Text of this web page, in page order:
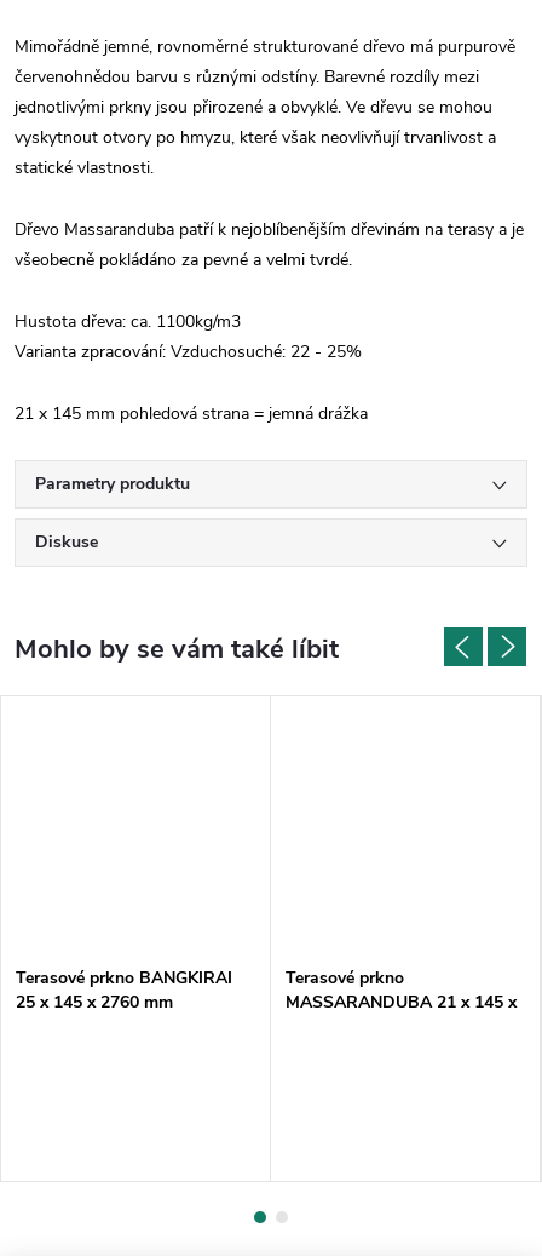
Mimořádně jemné, rovnoměrné strukturované dřevo má purpurově
červenohnědou barvu s různými odstíny. Barevné rozdíly mezi
jednotlivými prkny jsou přirozené a obvyklé. Ve dřevu se mohou
vyskytnout otvory po hmyzu, které však neovlivňují trvanlivost a
statické vlastnosti.
Dřevo Massaranduba patří k nejoblíbenějším dřevinám na terasy a je
všeobecně pokládáno za pevné a velmi tvrdé.
Hustota dřeva: ca. 1100kg/m3
Varianta zpracování: Vzduchosuché: 22 - 25%
21 x 145 mm pohledová strana = jemná drážka
Parametry produktu
Diskuse
Terasové prkno BANGKIRAI
25 x 145 x 2760 mm
Terasové prkno
MASSARANDUBA 21 x 145 x